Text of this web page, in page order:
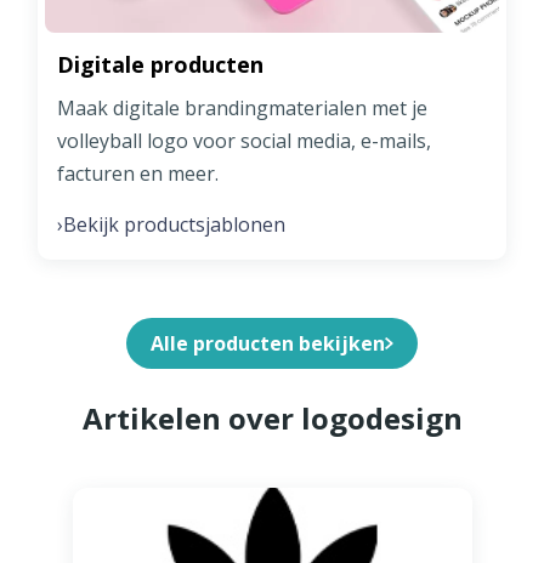
Digitale producten
Maak digitale brandingmaterialen met je
volleyball logo voor social media, e-mails,
facturen en meer.
›Bekijk productsjablonen
Alle producten bekijken
Artikelen over logodesign